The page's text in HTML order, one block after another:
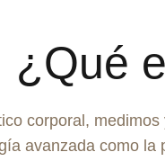
¿Qué
corporal,
avanzada como